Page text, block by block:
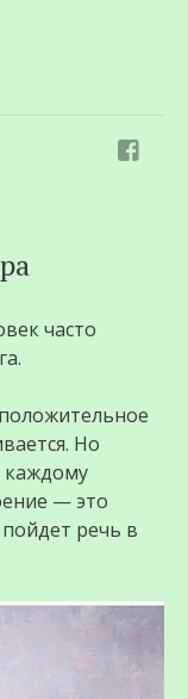
часто
Но
каждому
— это
речь в